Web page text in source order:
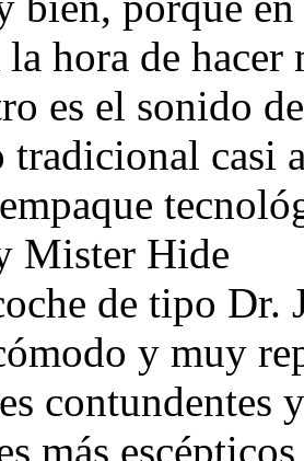
la hora de
es el sonido
tradicional casi
Mister Hide
de tipo
y muy
contundentes
más